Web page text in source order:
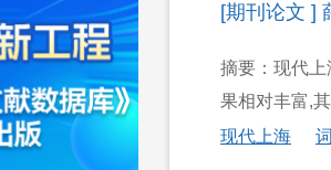
[期刊论文 ]
摘要：现代
果相对丰富,
现代上海